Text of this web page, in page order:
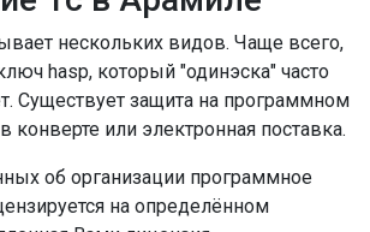
нескольких видов. Чаще всего,
hasp, который "одинэска" часто
Существует защита на программном
конверте или электронная поставка.
об организации программное
на определённом